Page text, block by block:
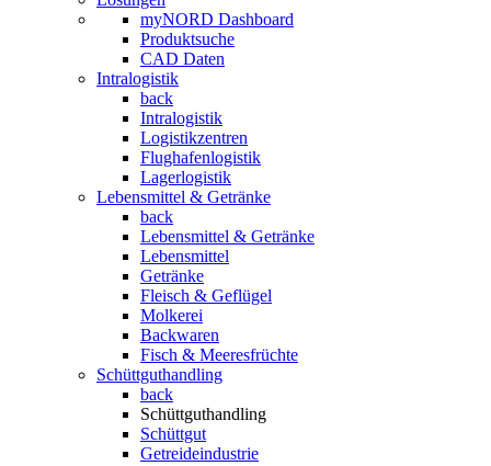
myNORD Dashboard
Produktsuche
CAD Daten
Intralogistik
back
Intralogistik
Logistikzentren
Flughafenlogistik
Lagerlogistik
Lebensmittel & Getränke
back
Lebensmittel & Getränke
Lebensmittel
Getränke
Fleisch & Geflügel
Molkerei
Backwaren
Fisch & Meeresfrüchte
Schüttguthandling
back
Schüttguthandling
Schüttgut
Getreideindustrie